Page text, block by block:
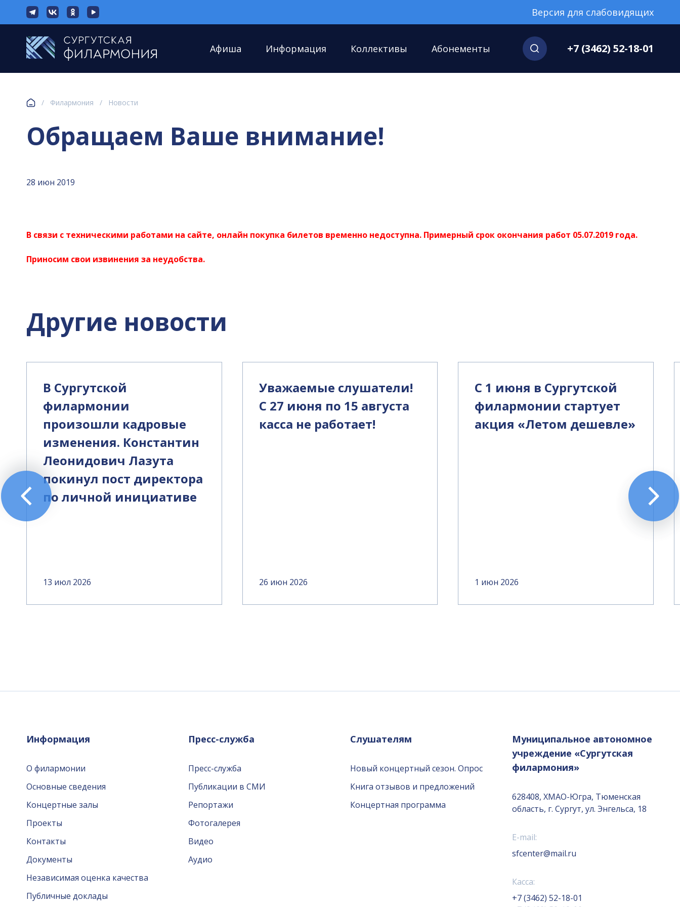
Версия для слабовидящих
Афиша Информация Коллективы Абонементы +7 (3462) 52-18-01
/ Филармония / Новости
Обращаем Ваше внимание!
28 июн 2019
В связи с техническими работами на сайте, онлайн покупка билетов временно недоступна. Примерный срок окончания работ 05.07.2019 года.
Приносим свои извинения за неудобства.
Другие новости
В Сургутской
филармонии
произошли кадровые
изменения. Константин
Леонидович Лазута
покинул пост директора
по личной инициативе
13 июл 2026
Уважаемые слушатели!
С 27 июня по 15 августа
касса не работает!
26 июн 2026
С 1 июня в Сургутской
филармонии стартует
акция «Летом дешевле»
1 июн 2026
Информация
О филармонии
Основные сведения
Концертные залы
Проекты
Контакты
Документы
Независимая оценка качества
Публичные доклады
Пресс-служба
Пресс-служба
Публикации в СМИ
Репортажи
Фотогалерея
Видео
Аудио
Слушателям
Новый концертный сезон. Опрос
Книга отзывов и предложений
Концертная программа
Муниципальное автономное
учреждение «Сургутская
филармония»
628408, ХМАО-Югра, Тюменская
область, г. Сургут, ул. Энгельса, 18
E-mail:
sfcenter@mail.ru
Касса:
+7 (3462) 52-18-01